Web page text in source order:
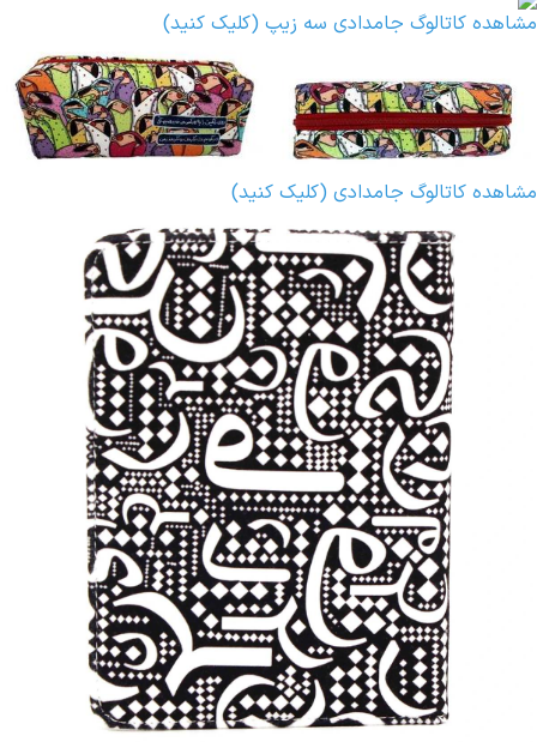
مشاهده کاتالوگ جامدادی سه زیپ (کلیک کنید)
مشاهده کاتالوگ جامدادی (کلیک کنید)